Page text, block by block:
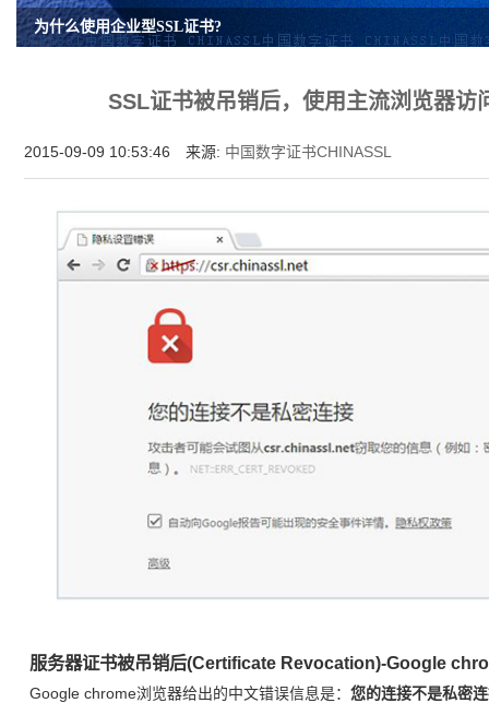
为什么使用企业型SSL证书?
SSL证书被吊销后，使用主流浏览器访
2015-09-09 10:53:46 来源: 中国数字证书CHINASSL
服务器证书被吊销后(Certificate Revocation)-Google
Google chrome浏览器给出的中文错误信息是：您的连接不是私密